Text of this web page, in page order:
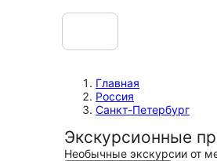
Главная
Россия
Санкт-Петербург
Экскурсионные
Необычные экскурсии от